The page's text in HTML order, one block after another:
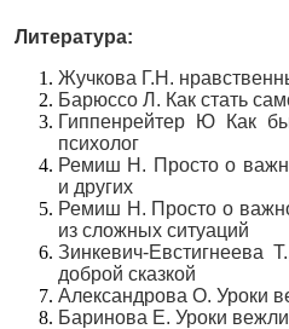
Литература:
Жучкова Г.Н.
Барюссо Л. Как стать
Гиппенрейтер Ю Как
психолог
Ремиш Н. Просто о
и других
Ремиш Н. Просто о
из сложных ситуаций
Зинкевич-Евстигнеева
доброй сказкой
Александрова О. Уроки
Баринова Е. Уроки